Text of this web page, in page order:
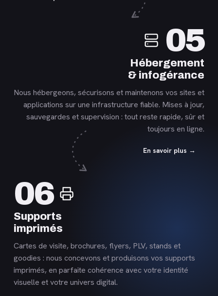
05
Hébergement
& infogérance
savoir
plus
Nous hébergeons, sécurisons et maintenons vos sites et
applications sur une infrastructure fiable. Mises à jour,
sauvegardes et supervision : tout reste rapide, sûr et
toujours en ligne.
En savoir plus →
Cartes de visite, brochures, flyers, PLV, stands et
goodies : nous concevons et produisons vos supports
imprimés, en parfaite cohérence avec votre identité
visuelle et votre univers digital.
savoir
plus
Supports
imprimés
06